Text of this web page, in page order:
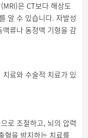
은 CT보다 해상도
알 수 있습니다. 자발성
류나 동정맥 기형을 감
료와 수술적 치료가 있
로 조절하고, 뇌의 압력
혈을 방지하는 치료를